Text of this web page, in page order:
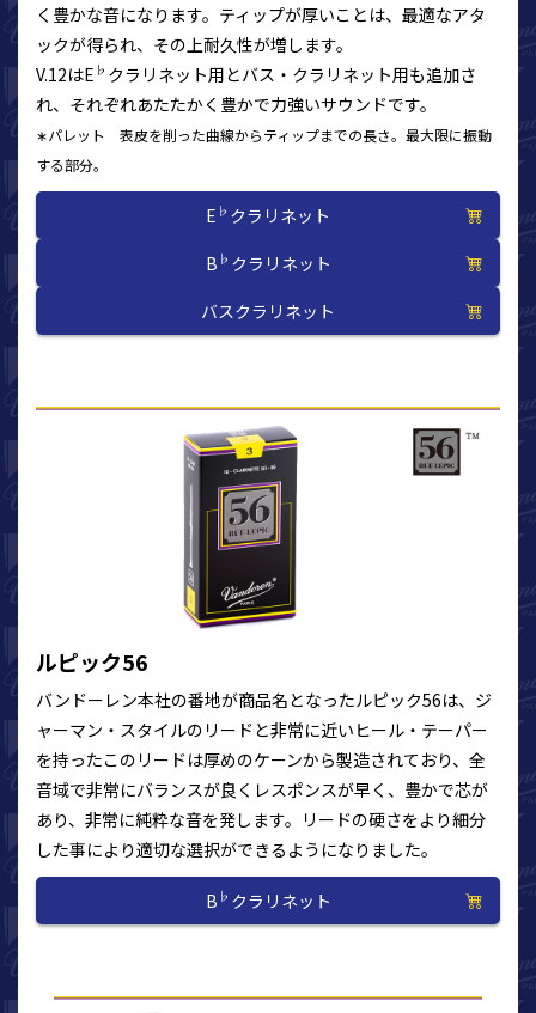
く豊かな音になります。ティップが厚いことは、最適なアタ
ックが得られ、その上耐久性が増します。
V.12はE ♭ クラリネット用とバス・クラリネット用も追加さ
れ、それぞれあたたかく豊かで力強いサウンドです。
∗パレット 表皮を削った曲線からティップまでの長さ。最大限に振動
する部分。
E ♭ クラリネット
B ♭ クラリネット
バスクラリネット
ルピック56
バンドーレン本社の番地が商品名となったルピック56は、ジ
ャーマン・スタイルのリードと非常に近いヒール・テーパー
を持ったこのリードは厚めのケーンから製造されており、全
音域で非常にバランスが良くレスポンスが早く、豊かで芯が
あり、非常に純粋な音を発します。リードの硬さをより細分
した事により適切な選択ができるようになりました。
B ♭ クラリネット